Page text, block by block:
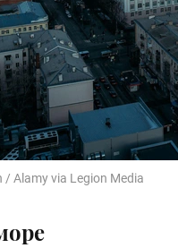
/ Alamy via Legion Media